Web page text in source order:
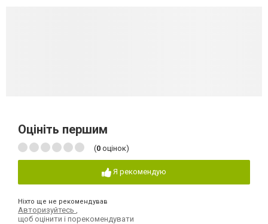
Оцініть першим
(0 оцінок)
Я рекомендую
Ніхто ще не рекомендував
Авторизуйтесь
щоб оцінити і порекомендувати